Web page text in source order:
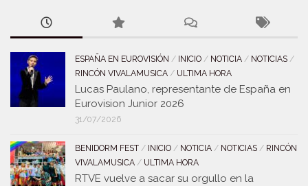
ESPAÑA EN EUROVISIÓN / INICIO / NOTICIA / NOTICIAS /
RINCÓN VIVALAMUSICA / ULTIMA HORA
Lucas Paulano, representante de España en
Eurovision Junior 2026
31/07/2026
BENIDORM FEST / INICIO / NOTICIA / NOTICIAS / RINCÓN
VIVALAMUSICA / ULTIMA HORA
RTVE vuelve a sacar su orgullo en la